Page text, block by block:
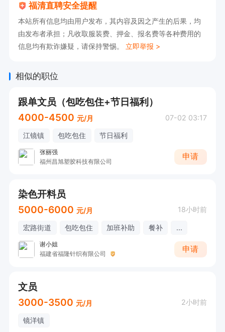
福清直聘安全提醒
本站所有信息均由用户发布，其内容及因之产生的后果，均
由发布者承担；凡收取服装费、押金、报名费等各种费用的
信息均有欺诈嫌疑，请保持警惕。 立即举报 >
相似的职位
跟单文员（包吃包住+节日福利）
4000-4500 元/月 07-02 03:17
江镜镇 包吃包住 节日福利
张丽强
福州昌旭塑胶科技有限公司
申请
染色开料员
5000-6000 元/月 18小时前
宏路街道 包吃包住 加班补助 餐补 ...
谢小姐
福建省福隆针织有限公司
申请
文员
3000-3500 元/月 2小时前
镜洋镇